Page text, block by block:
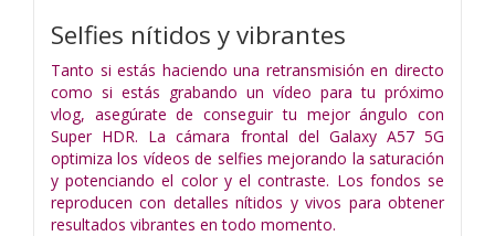
Selfies nítidos y vibrantes
Tanto si estás haciendo una retransmisión en directo
como si estás grabando un vídeo para tu próximo
vlog, asegúrate de conseguir tu mejor ángulo con
Super HDR. La cámara frontal del Galaxy A57 5G
optimiza los vídeos de selfies mejorando la saturación
y potenciando el color y el contraste. Los fondos se
reproducen con detalles nítidos y vivos para obtener
resultados vibrantes en todo momento.